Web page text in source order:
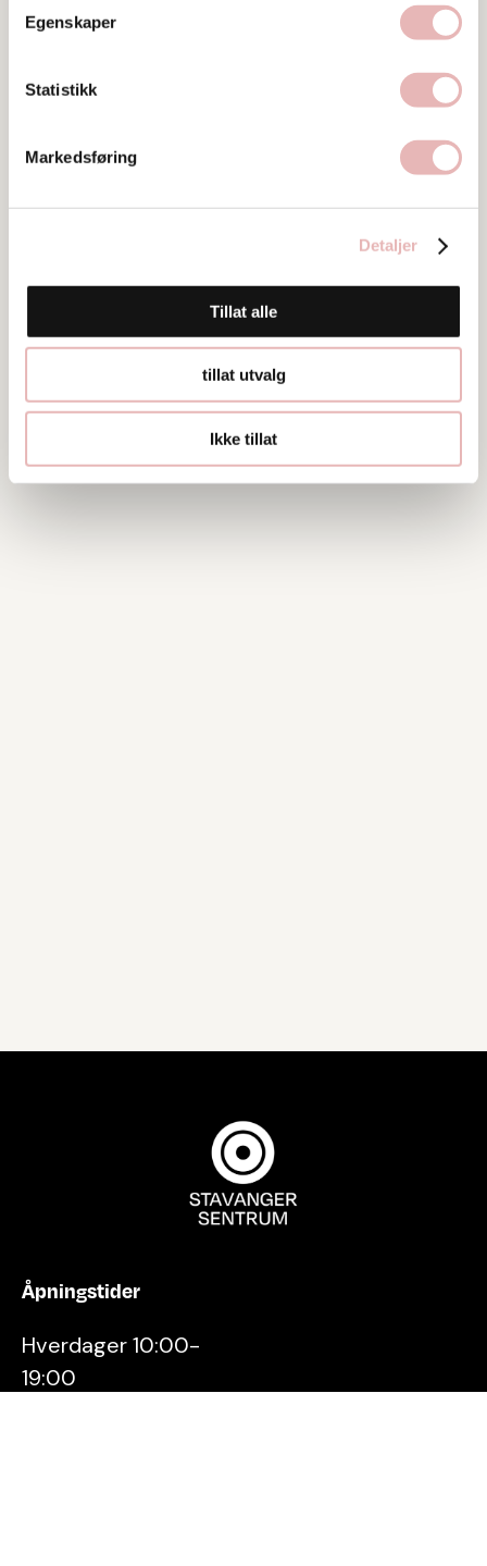
Egenskaper
Statistikk
Markedsføring
Detaljer
Tillat alle
tillat utvalg
Ikke tillat
Besøk nettside
ingvild@bobstylister.no
Åpningstider
Hverdager 10:00-
19:00